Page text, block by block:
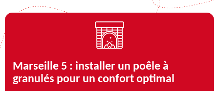
Marseille 5 : installer un poêle à
granulés pour un confort optimal